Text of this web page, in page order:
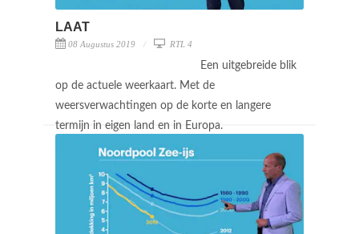
LAAT
08 Augustus 2019 RTL 4
Een uitgebreide blik
op de actuele weerkaart. Met de
weersverwachtingen op de korte en langere
termijn in eigen land en in Europa.